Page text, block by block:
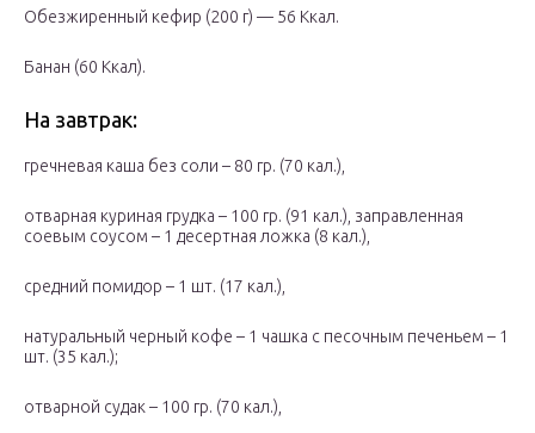
Обезжиренный кефир (200 г) — 56 Ккал.
Банан (60 Ккал).
На завтрак:
гречневая каша без соли – 80 гр. (70 кал.),
отварная куриная грудка – 100 гр. (91 кал.), заправленная
соевым соусом – 1 десертная ложка (8 кал.),
средний помидор – 1 шт. (17 кал.),
натуральный черный кофе – 1 чашка с песочным печеньем – 1
шт. (35 кал.);
отварной судак – 100 гр. (70 кал.),